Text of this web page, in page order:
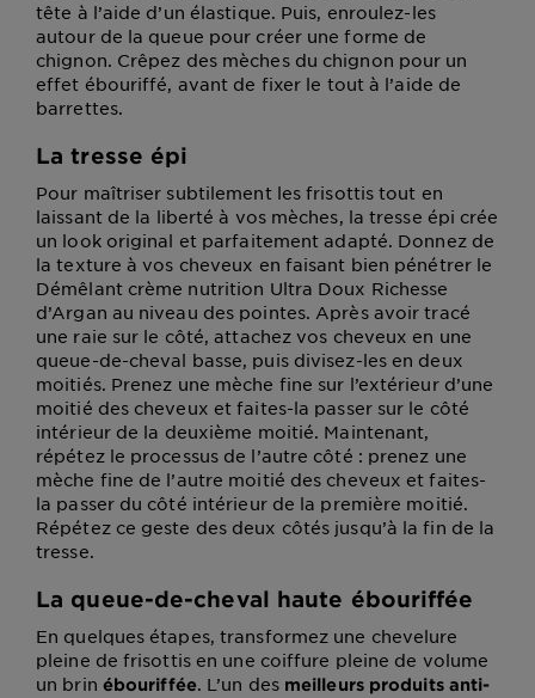
tête à l’aide d’un élastique. Puis, enroulez-les
autour de la queue pour créer une forme de
chignon. Crêpez des mèches du chignon pour un
effet ébouriffé, avant de fixer le tout à l’aide de
barrettes.
La tresse épi
Pour maîtriser subtilement les frisottis tout en
laissant de la liberté à vos mèches, la tresse épi crée
un look original et parfaitement adapté. Donnez de
la texture à vos cheveux en faisant bien pénétrer le
Démêlant crème nutrition Ultra Doux Richesse
d’Argan au niveau des pointes. Après avoir tracé
une raie sur le côté, attachez vos cheveux en une
queue-de-cheval basse, puis divisez-les en deux
moitiés. Prenez une mèche fine sur l’extérieur d’une
moitié des cheveux et faites-la passer sur le côté
intérieur de la deuxième moitié. Maintenant,
répétez le processus de l’autre côté : prenez une
mèche fine de l’autre moitié des cheveux et faites-
la passer du côté intérieur de la première moitié.
Répétez ce geste des deux côtés jusqu’à la fin de la
tresse.
La queue-de-cheval haute ébouriffée
En quelques étapes, transformez une chevelure
pleine de frisottis en une coiffure pleine de volume
un brin ébouriffée. L’un des meilleurs produits anti-